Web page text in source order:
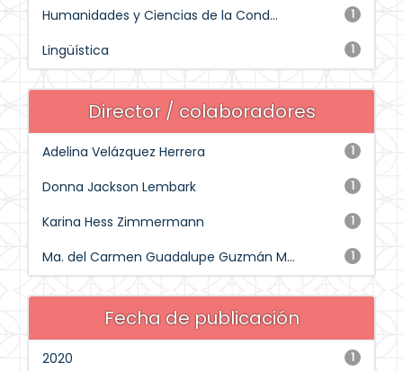
1
Humanidades y Ciencias de la Cond...
1
Lingüística
Director / colaboradores
1
Adelina Velázquez Herrera
1
Donna Jackson Lembark
1
Karina Hess Zimmermann
1
Ma. del Carmen Guadalupe Guzmán M...
Fecha de publicación
1
2020